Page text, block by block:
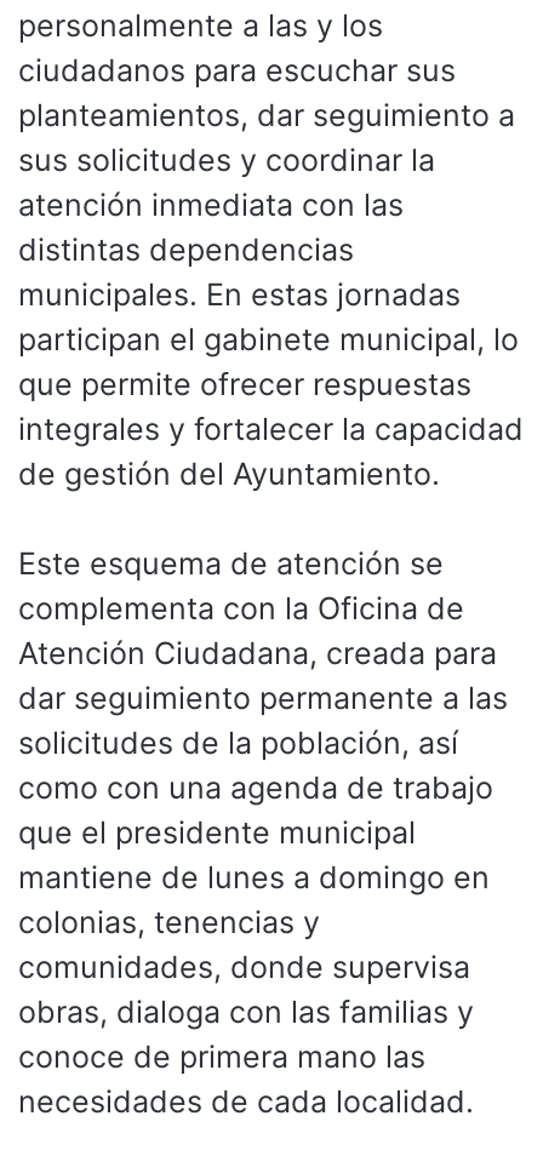
personalmente a las y los
ciudadanos para escuchar sus
planteamientos, dar seguimiento a
sus solicitudes y coordinar la
atención inmediata con las
distintas dependencias
municipales. En estas jornadas
participan el gabinete municipal, lo
que permite ofrecer respuestas
integrales y fortalecer la capacidad
de gestión del Ayuntamiento.
Este esquema de atención se
complementa con la Oficina de
Atención Ciudadana, creada para
dar seguimiento permanente a las
solicitudes de la población, así
como con una agenda de trabajo
que el presidente municipal
mantiene de lunes a domingo en
colonias, tenencias y
comunidades, donde supervisa
obras, dialoga con las familias y
conoce de primera mano las
necesidades de cada localidad.